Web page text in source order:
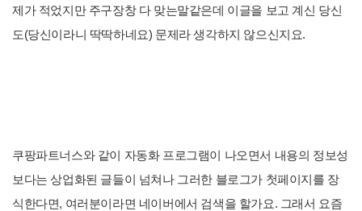
제가 적었지만 주구장창 다 맞는말같은데 이글을 보고 계신 당신
도(당신이라니 딱딱하네요) 문제라 생각하지 않으신지요.
쿠팡파트너스와 같이 자동화 프로그램이 나오면서 내용의 정보성
보다는 상업화된 글들이 넘쳐나 그러한 블로그가 첫페이지를 장
식한다면, 여러분이라면 네이버에서 검색을 할가요. 그래서 요즘